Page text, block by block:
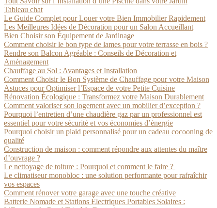
Tableau chat
Le Guide Complet pour Louer votre Bien Immobilier Rapidement
Les Meilleures Idées de Décoration pour un Salon Accueillant
Bien Choisir son Équipement de Jardinage
Comment choisir le bon type de lames pour votre terrasse en bois ?
Rendre son Balcon Agréable : Conseils de Décoration et
Aménagement
Chauffage au Sol : Avantages et Installation
Comment Choisir le Bon Système de Chauffage pour votre Maison
Astuces pour Optimiser l’Espace de votre Petite Cuisine
Rénovation Écologique : Transformez votre Maison Durablement
Comment valoriser son logement avec un mobilier d’exception ?
Pourquoi l’entretien d’une chaudière gaz par un professionnel est
essentiel pour votre sécurité et vos économies d’énergie
Pourquoi choisir un plaid personnalisé pour un cadeau cocooning de
qualité
Construction de maison : comment répondre aux attentes du maître
d’ouvrage ?
Le nettoyage de toiture : Pourquoi et comment le faire ?
Le climatiseur monobloc : une solution performante pour rafraîchir
vos espaces
Comment rénover votre garage avec une touche créative
Batterie Nomade et Stations Électriques Portables Solaires :